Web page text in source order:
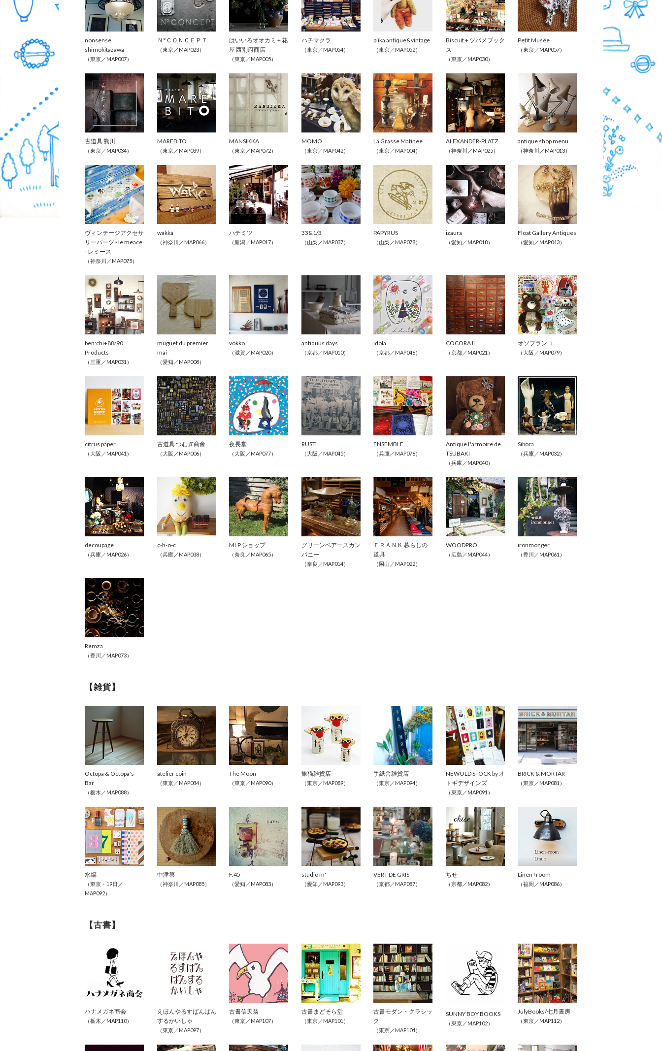
nonsense
shimokitazawa
（東京／MAP007）
Ｎ°ＣＯＮＣＥＰＴ
（東京／MAP023）
はいいろオオカミ + 花
屋 西別府商店
（東京／MAP005）
ハチマクラ
（東京／MAP054）
piika antique&vintage
（東京／MAP052）
Biscuit + ツバメブック
ス
（東京／MAP030）
Petit Musée
（東京／MAP057）
古道具 熊川
（東京／MAP034）
MAREBITO
（東京／MAP039）
MANSIKKA
（東京／MAP072）
MOMO
（東京／MAP042）
La Grasse Matinee
（東京／MAP004）
ALEXANDER-PLATZ
（神奈川／MAP025）
antique shop menu
（神奈川／MAP013）
ヴィンテージアクセサ
リーパーツ - le meace
- レミース
（神奈川／MAP075）
wakka
（神奈川／MAP066）
ハチミツ
（新潟／MAP017）
33&1/3
（山梨／MAP037）
PAPYRUS
（山梨／MAP078）
izaura
（愛知／MAP018）
Float Gallery Antiques
（愛知／MAP043）
ben:chi+88/90
Products
（三重／MAP031）
muguet du premier
mai
（愛知／MAP008）
vokko
（滋賀／MAP020）
antiquus days
（京都／MAP010）
idola
（京都／MAP046）
COCORAJI
（京都／MAP021）
オソブランコ
（大阪／MAP079）
citrus paper
（大阪／MAP041）
古道具 つむぎ商會
（大阪／MAP006）
夜長堂
（大阪／MAP077）
RUST
（大阪／MAP045）
ENSEMBLE
（兵庫／MAP076）
Antique L'armoire de
TSUBAKI
（兵庫／MAP040）
Sibora
（兵庫／MAP032）
decoupage
（兵庫／MAP026）
c-h-o-c
（兵庫／MAP038）
MLP ショップ
（奈良／MAP065）
グリーンベアーズカン
パニー
（奈良／MAP014）
ＦＲＡＮＫ 暮らしの
道具
（岡山／MAP022）
WOODPRO
（広島／MAP044）
ironmonger
（香川／MAP061）
Remza
（香川／MAP073）
【雑貨】
Octopa & Octopa's
Bar
（栃木／MAP088）
atelier coin
（東京／MAP084）
The Moon
（東京／MAP090）
旅猫雑貨店
（東京／MAP089）
手紙舎雑貨店
（東京／MAP094）
NEWOLD STOCK by オ
トギデザインズ
（東京／MAP091）
BRICK & MORTAR
（東京／MAP081）
水縞
（東京・19日／
MAP092）
中津箒
（神奈川／MAP085）
F.45
（愛知／MAP083）
studio m'
（愛知／MAP093）
VERT DE GRIS
（京都／MAP087）
ちせ
（京都／MAP082）
Linen+room
（福岡／MAP086）
【古書】
ハナメガネ商会
（栃木／MAP110）
えほんやるすばんばん
するかいしゃ
（東京／MAP097）
古書信天翁
（東京／MAP107）
古書まどそら堂
（東京／MAP101）
古書モダン・クラシッ
ク
（東京／MAP104）
SUNNY BOY BOOKS
（東京／MAP102）
JulyBooks/七月書房
（東京／MAP112）